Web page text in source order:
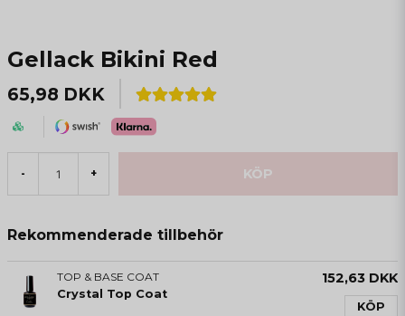
Gellack Bikini Red
65,98 DKK
- + KÖP
Rekommenderade tillbehör
TOP & BASE COAT
Crystal Top Coat
152,63 DKK
KÖP